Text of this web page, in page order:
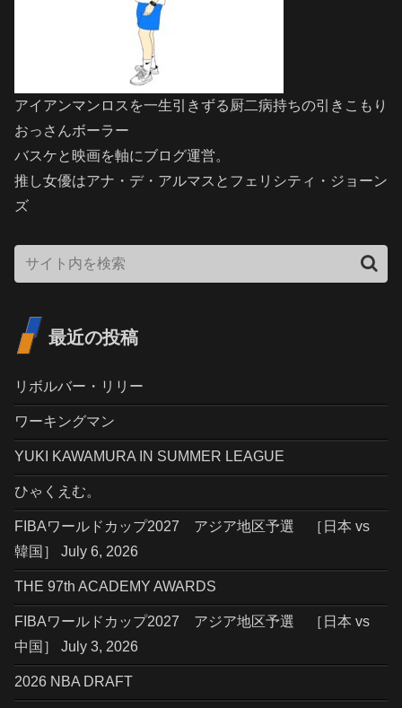
アイアンマンロスを一生引きずる厨二病持ちの引きこもり
おっさんボーラー
バスケと映画を軸にブログ運営。
推し女優はアナ・デ・アルマスとフェリシティ・ジョーン
ズ
最近の投稿
リボルバー・リリー
ワーキングマン
YUKI KAWAMURA IN SUMMER LEAGUE
ひゃくえむ。
FIBAワールドカップ2027 アジア地区予選 ［日本 vs
韓国］ July 6, 2026
THE 97th ACADEMY AWARDS
FIBAワールドカップ2027 アジア地区予選 ［日本 vs
中国］ July 3, 2026
2026 NBA DRAFT